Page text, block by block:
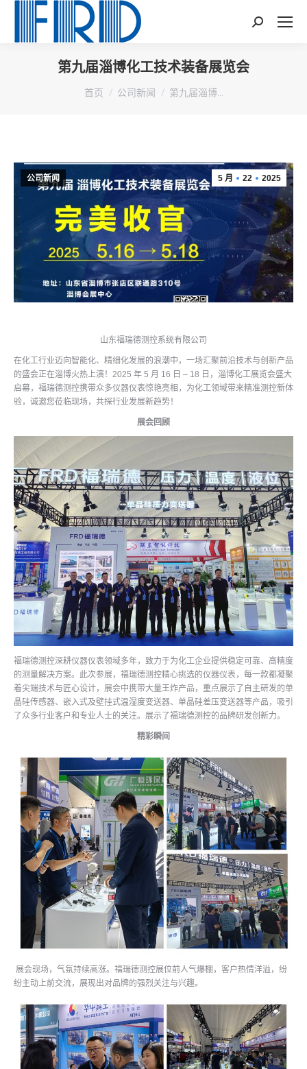
Search:
第九届淄博化工技术装备展览会
首页 公司新闻 第九届淄博…
5 月 22 2025
公司新闻
山东福瑞德测控系统有限公司
在化工行业迈向智能化、精细化发展的浪潮中，一场汇聚前沿技术与创新产品
的盛会正在淄博火热上演！2025 年 5 月 16 日 – 18 日，淄博化工展览会盛大
启幕，福瑞德测控携带众多仪器仪表惊艳亮相，为化工领域带来精准测控新体
验，诚邀您莅临现场，共探行业发展新趋势！
展会回顾
福瑞德测控深耕仪器仪表领域多年，致力于为化工企业提供稳定可靠、高精度
的测量解决方案。此次参展，福瑞德测控精心挑选的仪器仪表，每一款都凝聚
着尖端技术与匠心设计，展会中携带大量王炸产品，重点展示了自主研发的单
晶硅传感器、嵌入式及壁挂式温湿度变送器、单晶硅差压变送器等产品，吸引
了众多行业客户和专业人士的关注。展示了福瑞德测控的品牌研发创新力。
精彩瞬间
展会现场，气氛持续高涨。福瑞德测控展位前人气爆棚，客户热情洋溢，纷
纷主动上前交流，展现出对品牌的强烈关注与兴趣。